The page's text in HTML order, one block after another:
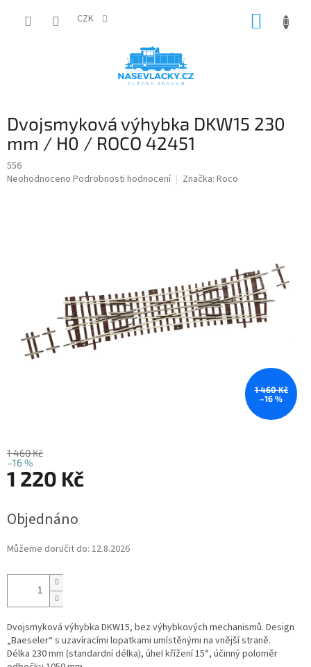
CZK
Dvojsmyková výhybka DKW15 230
mm / H0 / ROCO 42451
556
Průměrné
Neohodnoceno Podrobnosti hodnocení Značka: Roco
1 460 Kč
–16 %
1 460 Kč
–16 %
1 220 Kč
cena:
Objednáno
Můžeme doručit do: 12.8.2026
Dvojsmyková výhybka DKW15, bez výhybkových mechanismů. Design
„Baeseler“ s uzavíracími lopatkami umístěnými na vnější straně.
Délka 230 mm (standardní délka), úhel křížení 15°, účinný poloměr